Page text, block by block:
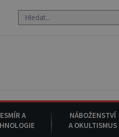
látka neznámého původu.
A
NÁBOŽENSTVÍ
A OKULTISMUS